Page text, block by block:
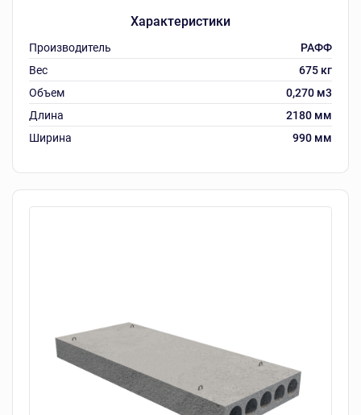
Характеристики
Производитель
РАФФ
Вес
675 кг
Объем
0,270 м3
Длина
2180 мм
Ширина
990 мм